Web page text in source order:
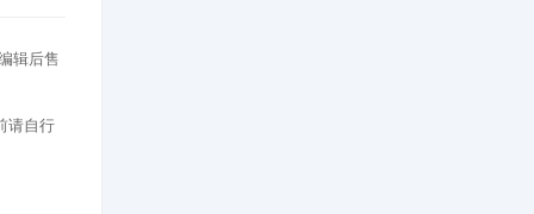
辑后售
请自行